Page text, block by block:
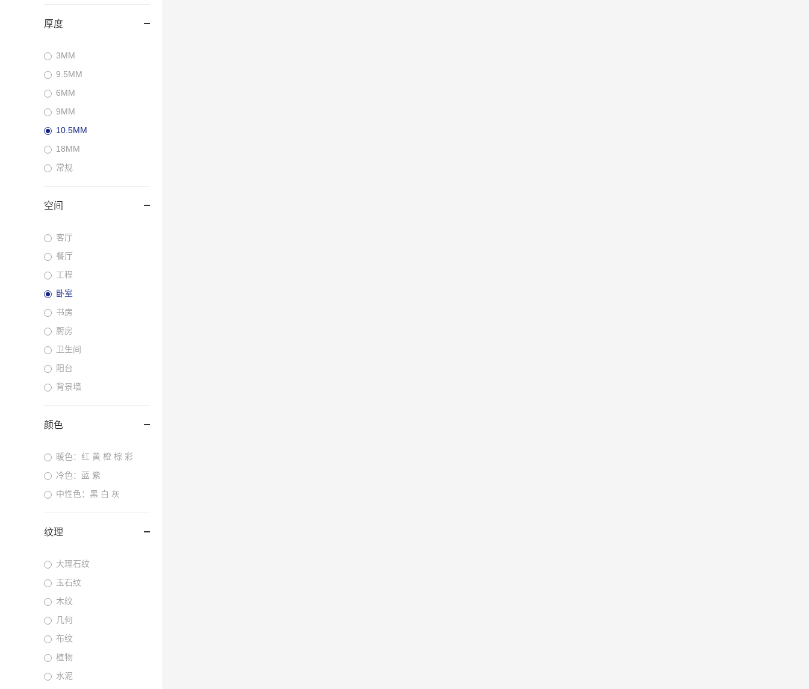
厚度
3MM
9.5MM
6MM
9MM
10.5MM
18MM
常规
空间
客厅
餐厅
工程
卧室
书房
厨房
卫生间
阳台
背景墙
颜色
暖色：红 黄 橙 棕 彩
冷色：蓝 紫
中性色：黑 白 灰
纹理
大理石纹
玉石纹
木纹
几何
布纹
植物
水泥